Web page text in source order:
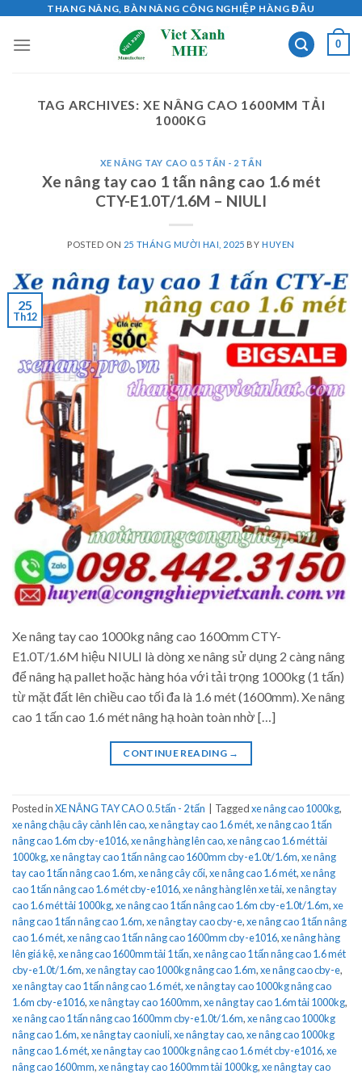
content
THANG NÂNG, BÀN NÂNG CÔNG NGHIỆP HÀNG ĐẦU
0
TAG ARCHIVES: XE NÂNG CAO 1600MM TẢI
1000KG
XE NÂNG TAY CAO 0.5 TẤN - 2 TẤN
Xe nâng tay cao 1 tấn nâng cao 1.6 mét
CTY-E1.0T/1.6M – NIULI
POSTED ON 25 THÁNG MƯỜI HAI, 2025 BY HUYEN
25
Th12
Xe nâng tay cao 1000kg nâng cao 1600mm CTY-
E1.0T/1.6M hiệu NIULI là dòng xe nâng sử dụng 2 càng nâng
để nâng hạ pallet hoặc hàng hóa với tải trọng 1000kg (1 tấn)
từ mặt đất lên chiều cao tối đa là 1.6 mét (1600mm). Xe nâng
cao 1 tấn cao 1.6 mét nâng hạ hoàn toàn nhờ […]
CONTINUE READING →
Posted inXE NÂNG TAY CAO 0.5 tấn - 2 tấn Taggedxe nâng cao 1000kg,
xe nâng chậu cây cảnh lên cao,xe nâng tay cao 1.6 mét,xe nâng cao 1 tấn
nâng cao 1.6m cby-e1016,xe nâng hàng lên cao,xe nâng cao 1.6 mét tải
1000kg,xe nâng tay cao 1 tấn nâng cao 1600mm cby-e1.0t/1.6m,xe nâng
tay cao 1 tấn nâng cao 1.6m,xe nâng cây cối,xe nâng cao 1.6 mét,xe nâng
cao 1 tấn nâng cao 1.6 mét cby-e1016,xe nâng hàng lên xe tải,xe nâng tay
cao 1.6 mét tải 1000kg,xe nâng cao 1 tấn nâng cao 1.6m cby-e1.0t/1.6m,xe
nâng cao 1 tấn nâng cao 1.6m,xe nâng tay cao cby-e,xe nâng cao 1 tấn nâng
cao 1.6 mét,xe nâng cao 1 tấn nâng cao 1600mm cby-e1016,xe nâng hàng
lên giá kệ,xe nâng cao 1600mm tải 1 tấn,xe nâng cao 1 tấn nâng cao 1.6 mét
cby-e1.0t/1.6m,xe nâng tay cao 1000kg nâng cao 1.6m,xe nâng cao cby-e,
xe nâng tay cao 1 tấn nâng cao 1.6 mét,xe nâng tay cao 1000kg nâng cao
1.6m cby-e1016,xe nâng tay cao 1600mm,xe nâng tay cao 1.6m tải 1000kg,
xe nâng cao 1 tấn nâng cao 1600mm cby-e1.0t/1.6m,xe nâng cao 1000kg
nâng cao 1.6m,xe nâng tay cao niuli,xe nâng tay cao,xe nâng cao 1000kg
nâng cao 1.6 mét,xe nâng tay cao 1000kg nâng cao 1.6 mét cby-e1016,xe
nâng cao 1600mm,xe nâng tay cao 1600mm tải 1000kg,xe nâng tay cao